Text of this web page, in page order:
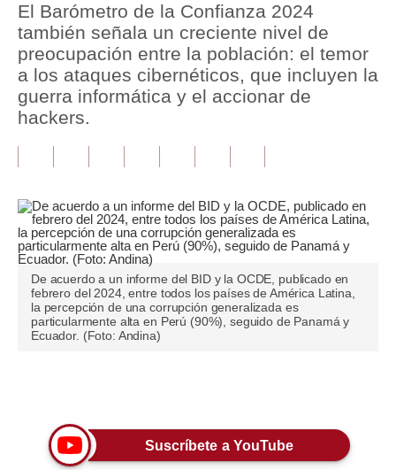
Política
Tu Dinero
Finanzas Personales
Opinión
Editorial
Pregunta de hoy
Blogs
Viajes
Moda
El Barómetro de la Confianza 2024
también señala un creciente nivel de
preocupación entre la población: el temor
a los ataques cibernéticos, que incluyen la
guerra informática y el accionar de
hackers.
De acuerdo a un informe del BID y la OCDE, publicado en
febrero del 2024, entre todos los países de América Latina,
la percepción de una corrupción generalizada es
particularmente alta en Perú (90%), seguido de Panamá y
Ecuador. (Foto: Andina)
Suscríbete a YouTube